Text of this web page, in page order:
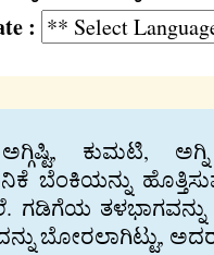
:
ಕುಮಟಿ,
ಬೆಂಕಿಯನ್ನು
ತಳಭಾಗವನ್ನು
ಬೋರಲಾಗಿಟ್ಟು,